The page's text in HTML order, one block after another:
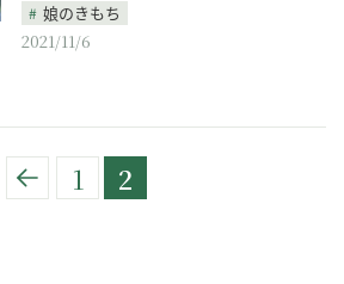
娘のきもち
2021/11/6
1 2